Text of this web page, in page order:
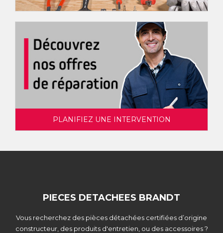
PLANIFIEZ UNE INTERVENTION
PIECES DETACHEES BRANDT
Vous recherchez des pièces détachées certifiées d’origine
constructeur, des produits d'entretien, ou des accessoires ?